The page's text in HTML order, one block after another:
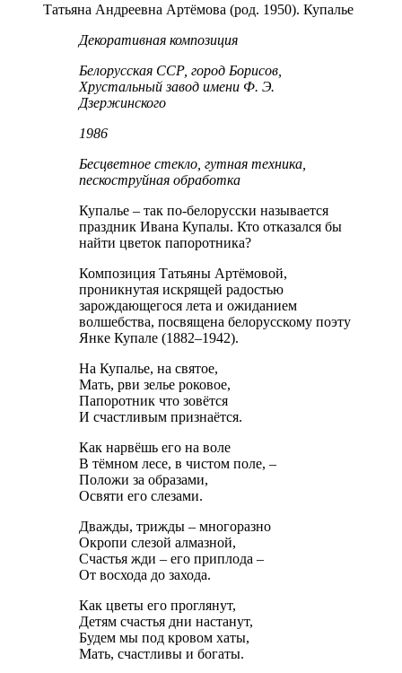
Татьяна Андреевна Артёмова (род. 1950). Купалье
Декоративная композиция
Белорусская ССР, город Борисов,
Хрустальный завод имени Ф. Э.
Дзержинского
1986
Бесцветное стекло, гутная техника,
пескоструйная обработка
Купалье – так по-белорусски называется
праздник Ивана Купалы. Кто отказался бы
найти цветок папоротника?
Композиция Татьяны Артёмовой,
проникнутая искрящей радостью
зарождающегося лета и ожиданием
волшебства, посвящена белорусскому поэту
Янке Купале (1882–1942).
На Купалье, на святое,
Мать, рви зелье роковое,
Папоротник что зовётся
И счастливым признаётся.
Как нарвёшь его на воле
В тёмном лесе, в чистом поле, –
Положи за образами,
Освяти его слезами.
Дважды, трижды – многоразно
Окропи слезой алмазной,
Счастья жди – его приплода –
От восхода до захода.
Как цветы его проглянут,
Детям счастья дни настанут,
Будем мы под кровом хаты,
Мать, счастливы и богаты.